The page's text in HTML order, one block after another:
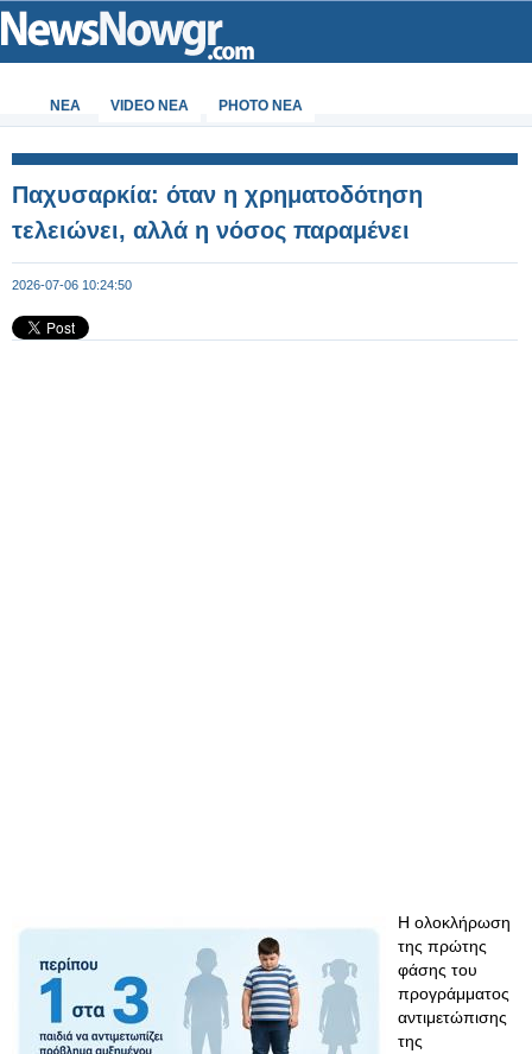
ΝΕΑ VIDEO NEA PHOTO NEA
Παχυσαρκία: όταν η χρηματοδότηση
τελειώνει, αλλά η νόσος παραμένει
2026-07-06 10:24:50
Η ολοκλήρωση
της πρώτης
φάσης του
προγράμματος
αντιμετώπισης
της